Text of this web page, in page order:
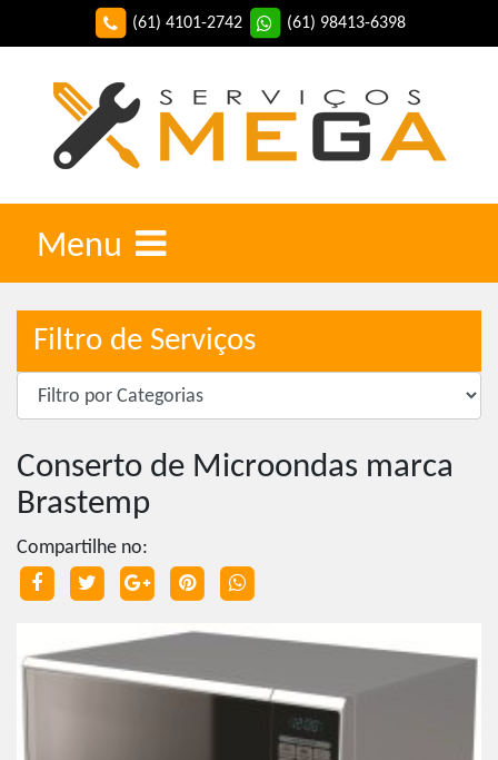
(61) 4101-2742 (61) 98413-6398
Menu
Filtro de Serviços
Conserto de Microondas marca
Brastemp
Compartilhe no: